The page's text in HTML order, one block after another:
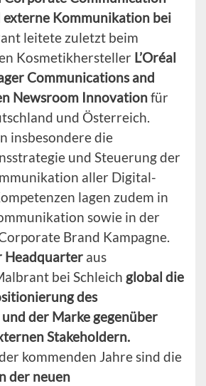
Kommunikation bei
leitete zuletzt beim
Kosmetikhersteller L’Oréal
Communications and
Newsroom Innovationfür
und Österreich.
insbesondere die
und Steuerung der
aller Digital-
lagen zudem in
sowie in der
Brand Kampagne.
Headquarter aus
bei Schleich global die
des
der Marke gegenüber
Stakeholdern.
kommenden Jahre sind die
der neuen